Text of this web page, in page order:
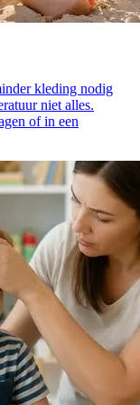
kleding nodig
niet alles.
of in een